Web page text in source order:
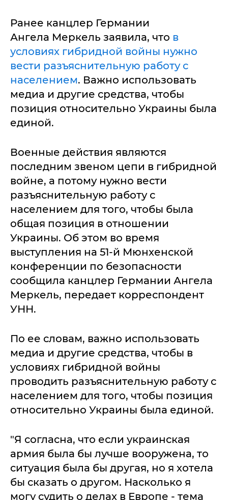
Ранее канцлер Германии
Ангела Меркель заявила, что в
условиях гибридной войны нужно
вести разъяснительную работу с
населением. Важно использовать
медиа и другие средства, чтобы
позиция относительно Украины была
единой.
Военные действия являются
последним звеном цепи в гибридной
войне, а потому нужно вести
разъяснительную работу с
населением для того, чтобы была
общая позиция в отношении
Украины. Об этом во время
выступления на 51-й Мюнхенской
конференции по безопасности
сообщила канцлер Германии Ангела
Меркель, передает корреспондент
УНН.
По ее словам, важно использовать
медиа и другие средства, чтобы в
условиях гибридной войны
проводить разъяснительную работу с
населением для того, чтобы позиция
относительно Украины была единой.
"Я согласна, что если украинская
армия была бы лучше вооружена, то
ситуация была бы другая, но я хотела
бы сказать о другом. Насколько я
могу судить о делах в Европе - тема